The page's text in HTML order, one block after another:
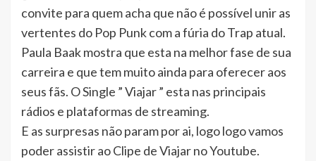
convite para quem acha que não é possível unir as
vertentes do Pop Punk com a fúria do Trap atual.
Paula Baak mostra que esta na melhor fase de sua
carreira e que tem muito ainda para oferecer aos
seus fãs. O Single ” Viajar ” esta nas principais
rádios e plataformas de streaming.
E as surpresas não param por ai, logo logo vamos
poder assistir ao Clipe de Viajar no Youtube.